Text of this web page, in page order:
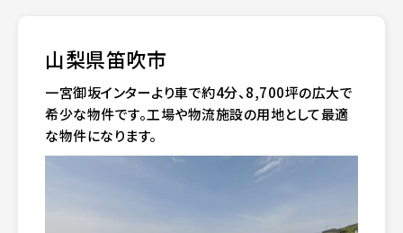
山梨県笛吹市
一宮御坂インターより車で約4分、8,700坪の広大で
希少な物件です。工場や物流施設の用地として最適
な物件になります。